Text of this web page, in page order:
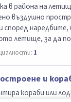
в района на
въздушно
според
летище, за да
1
и
кораби или